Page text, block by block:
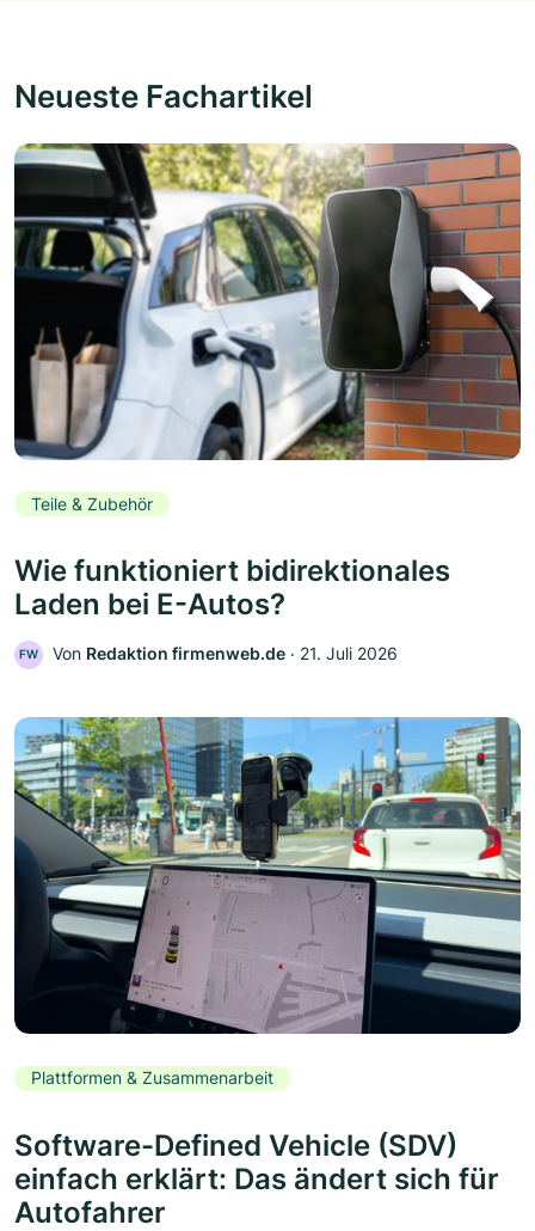
Neueste Fachartikel
Teile & Zubehör
Wie funktioniert bidirektionales
Laden bei E-Autos?
FW Von Redaktion firmenweb.de ‧ 21. Juli 2026
Plattformen & Zusammenarbeit
Software-Defined Vehicle (SDV)
einfach erklärt: Das ändert sich für
Autofahrer